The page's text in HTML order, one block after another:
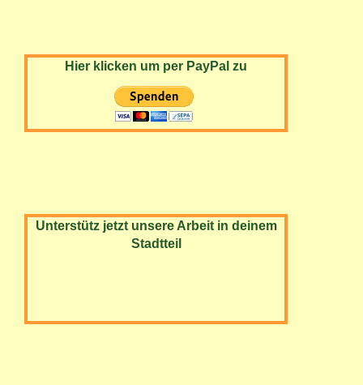
Hier klicken um per PayPal zu
Unterstütz jetzt unsere Arbeit in deinem
Stadtteil